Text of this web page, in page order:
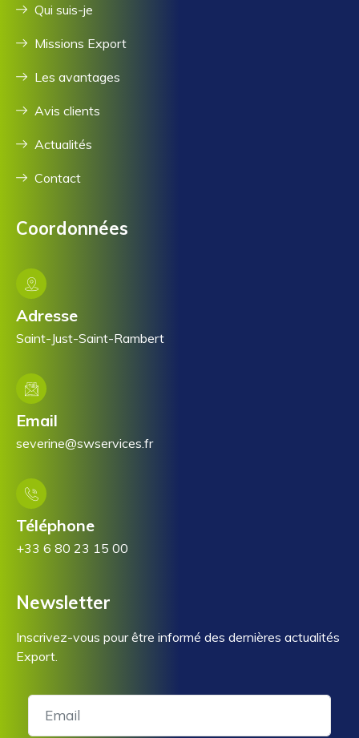
Qui suis-je
Missions Export
Les avantages
Avis clients
Actualités
Contact
Coordonnées
Adresse
Saint-Just-Saint-Rambert
Email
severine@swservices.fr
Téléphone
+33 6 80 23 15 00
Newsletter
Inscrivez-vous pour être informé des dernières actualités
Export.